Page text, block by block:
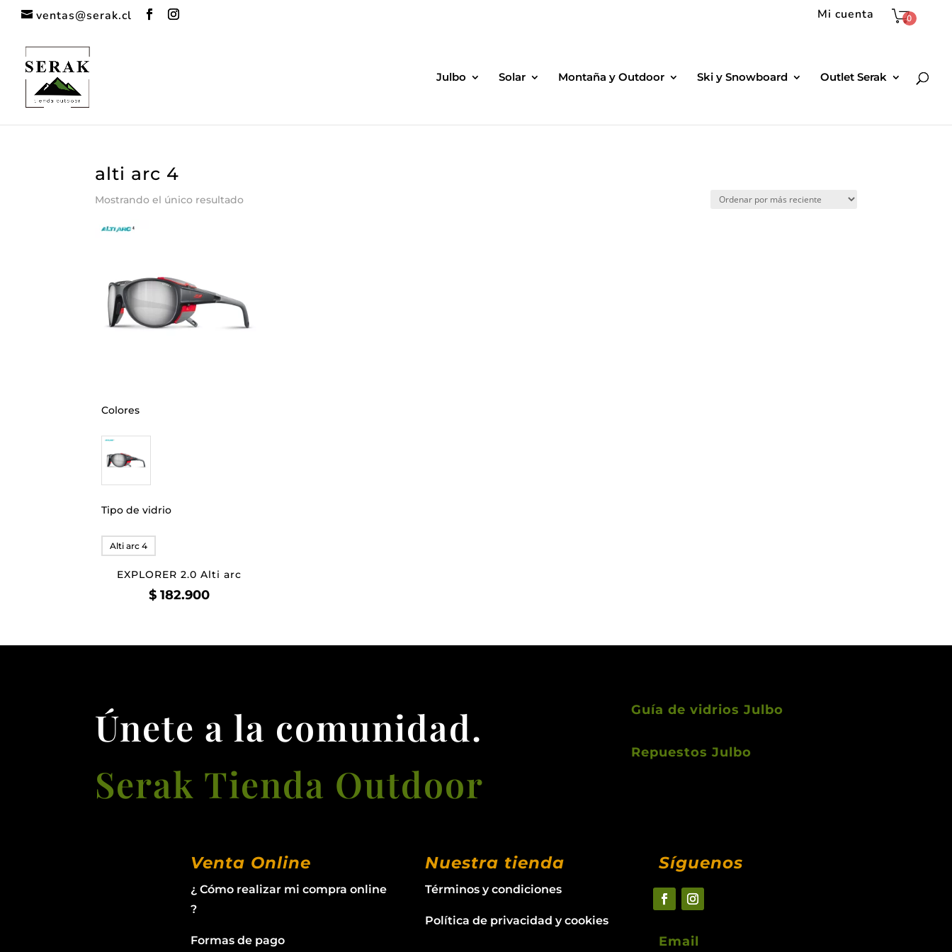
ventas@serak.cl Mi cuenta 0
Julbo Solar Montaña y Outdoor Ski y Snowboard Outlet Serak
alti arc 4
Mostrando el único resultado
Colores
Tipo de vidrio
Alti arc 4
EXPLORER 2.0 Alti arc
$182.900
Únete a la comunidad.
Serak Tienda Outdoor
Guía de vidrios Julbo
Repuestos Julbo
Venta Online
¿ Cómo realizar mi compra online
?
Formas de pago
Nuestra tienda
Términos y condiciones
Política de privacidad y cookies
Síguenos
Email